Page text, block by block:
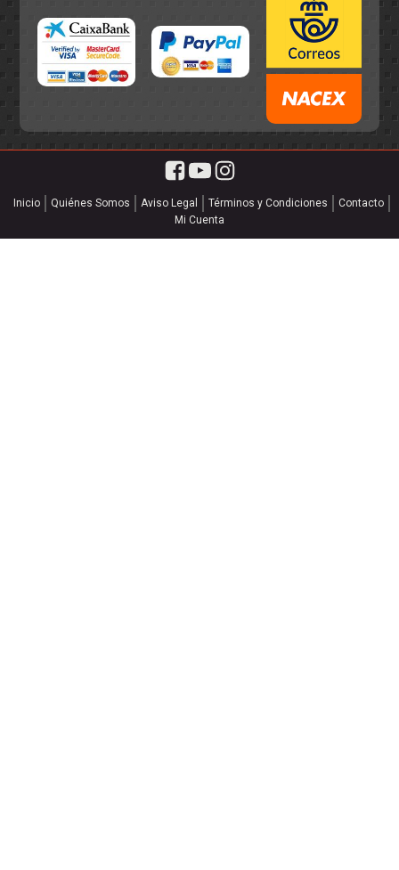
Inicio Quiénes Somos Aviso Legal Términos y Condiciones
Contacto
Mi Cuenta